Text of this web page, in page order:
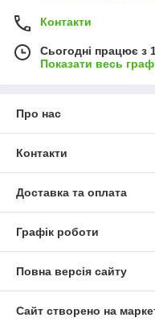
Контакти
Сьогодні працює з
Показати весь
Про нас
Контакти
Доставка та оплата
Графік роботи
Повна версія сайту
Сайт створено на